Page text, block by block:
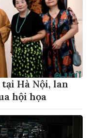
tại Hà Nội, lan
hội họa